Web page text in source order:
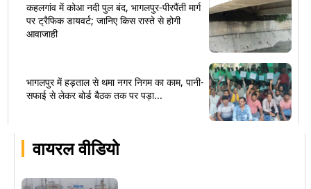
वायरल वीडियो
कहलगांव में कोआ नदी पुल बंद, भागलपुर-पीरपैंती मार्ग
पर ट्रैफिक डायवर्ट; जानिए किस रास्ते से होगी
आवाजाही
भागलपुर में हड़ताल से थमा नगर निगम का काम, पानी-
सफाई से लेकर बोर्ड बैठक तक पर पड़ा...